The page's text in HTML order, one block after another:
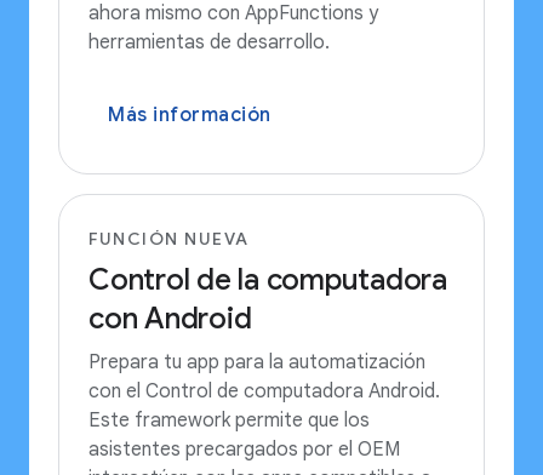
ahora mismo con AppFunctions y
herramientas de desarrollo.
Más información
FUNCIÓN NUEVA
Control de la computadora
con Android
Prepara tu app para la automatización
con el Control de computadora Android.
Este framework permite que los
asistentes precargados por el OEM